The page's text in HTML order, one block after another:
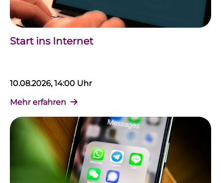
Start ins Internet
10.08.2026, 14:00 Uhr
Mehr erfahren